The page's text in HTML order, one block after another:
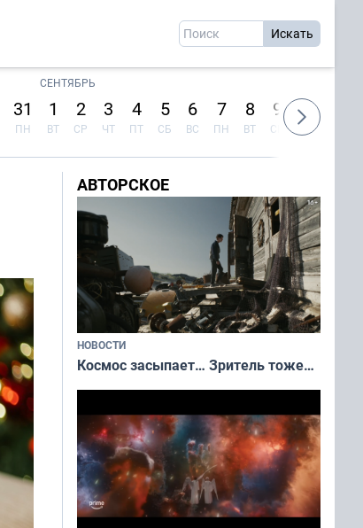
31
ПН
СЕНТЯБРЬ
1
ВТ
2
СР
3
ЧТ
4
ПТ
5
СБ
6
ВС
7
ПН
8
ВТ
9
СР
10
ЧТ
АВТОРСКОЕ
НОВОСТИ
Космос засыпает… Зритель тоже…